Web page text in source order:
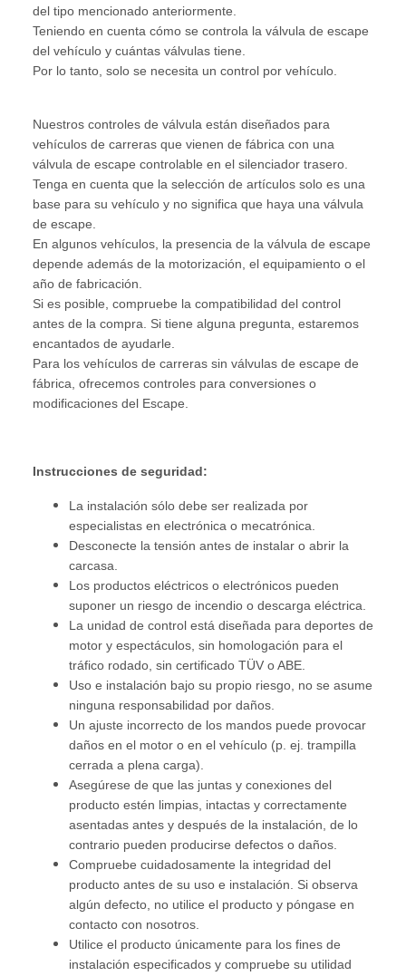
del tipo mencionado anteriormente.
Teniendo en cuenta cómo se controla la válvula de escape
del vehículo y cuántas válvulas tiene.
Por lo tanto, solo se necesita un control por vehículo.
Nuestros controles de válvula están diseñados para
vehículos de carreras que vienen de fábrica con una
válvula de escape controlable en el silenciador trasero.
Tenga en cuenta que la selección de artículos solo es una
base para su vehículo y no significa que haya una válvula
de escape.
En algunos vehículos, la presencia de la válvula de escape
depende además de la motorización, el equipamiento o el
año de fabricación.
Si es posible, compruebe la compatibilidad del control
antes de la compra. Si tiene alguna pregunta, estaremos
encantados de ayudarle.
Para los vehículos de carreras sin válvulas de escape de
fábrica, ofrecemos controles para conversiones o
modificaciones del Escape.
Instrucciones de seguridad:
La instalación sólo debe ser realizada por
especialistas en electrónica o mecatrónica.
Desconecte la tensión antes de instalar o abrir la
carcasa.
Los productos eléctricos o electrónicos pueden
suponer un riesgo de incendio o descarga eléctrica.
La unidad de control está diseñada para deportes de
motor y espectáculos, sin homologación para el
tráfico rodado, sin certificado TÜV o ABE.
Uso e instalación bajo su propio riesgo, no se asume
ninguna responsabilidad por daños.
Un ajuste incorrecto de los mandos puede provocar
daños en el motor o en el vehículo (p. ej. trampilla
cerrada a plena carga).
Asegúrese de que las juntas y conexiones del
producto estén limpias, intactas y correctamente
asentadas antes y después de la instalación, de lo
contrario pueden producirse defectos o daños.
Compruebe cuidadosamente la integridad del
producto antes de su uso e instalación. Si observa
algún defecto, no utilice el producto y póngase en
contacto con nosotros.
Utilice el producto únicamente para los fines de
instalación especificados y compruebe su utilidad